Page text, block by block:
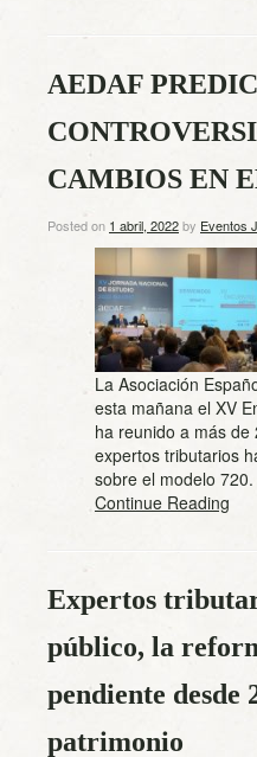
AEDAF
CAMBIOS EN
Posted on 1 abril, 2022by Eventos
La Asociación
esta mañana el XV
ha reunido a más
expertos tributarios
sobre el modelo
Continue Reading
Expertos
público, la
pendiente desde
patrimonio